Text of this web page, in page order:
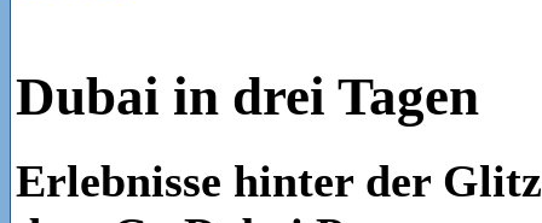
Dubai in drei Tagen
Erlebnisse hinter der